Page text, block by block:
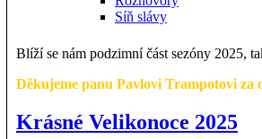
Síň slávy
Blíží se nám podzimní část sezóny 2025,
Děkujeme panu Pavlovi Trampotovi za
Krásné Velikonoce 2025